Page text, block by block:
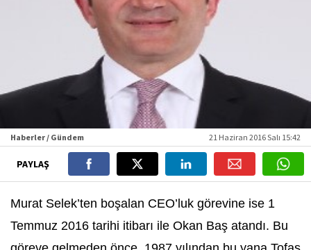
Haberler / Gündem 21 Haziran 2016 Salı 15:42
PAYLAŞ
Murat Selek’ten boşalan CEO’luk görevine ise 1
Temmuz 2016 tarihi itibarı ile Okan Baş atandı. Bu